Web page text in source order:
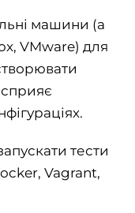
машини (а
VMware) для
тести
Vagrant,